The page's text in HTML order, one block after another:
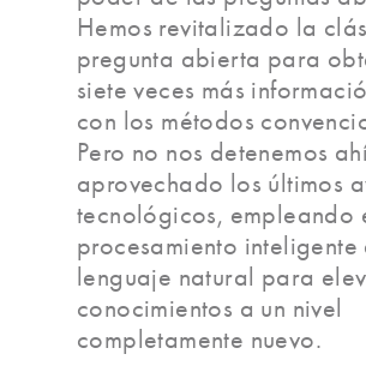
Hemos revitalizado la
pregunta abierta para
siete veces más
con los métodos
Pero no nos detenemos
aprovechado los últimos
tecnológicos, empleando
procesamiento inteligente
lenguaje natural para
conocimientos a un nivel
completamente nuevo.